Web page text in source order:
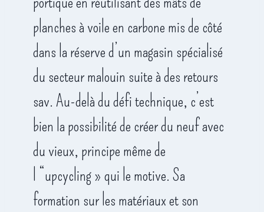
planches à voile en carbone mis de côté
dans la réserve d’un magasin spécialisé
du secteur malouin suite à des retours
sav. Au-delà du défi technique, c’est
bien la possibilité de créer du neuf avec
du vieux, principe même de
l “upcycling » qui le motive. Sa
formation sur les matériaux et son